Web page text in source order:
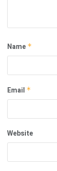
Name *
Email *
Website